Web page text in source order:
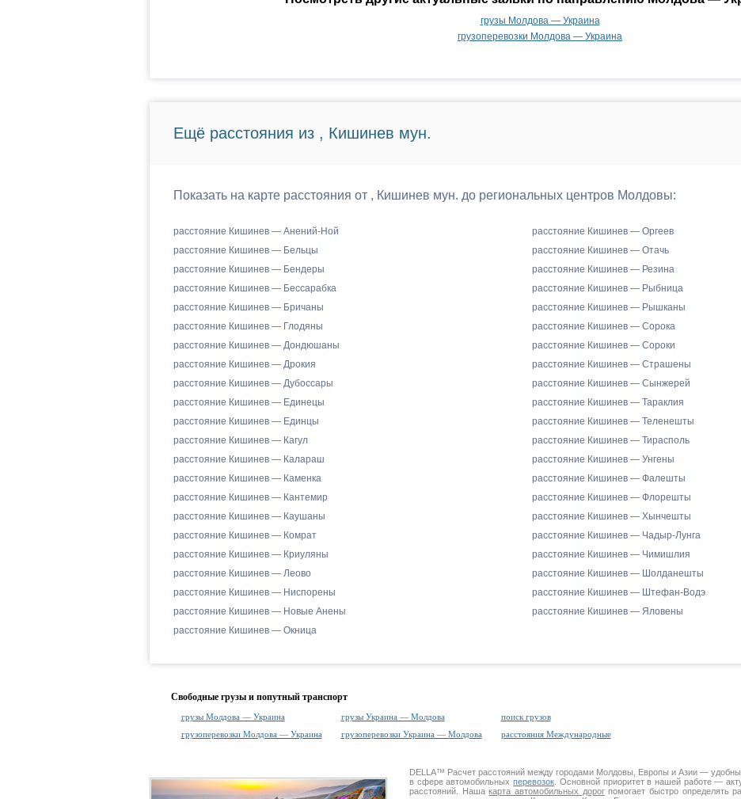
грузы Молдова — Украина
грузоперевозки Молдова — Украина
Ещё расстояния из , Кишинев мун.
Показать на карте расстояния от , Кишинев мун. до региональных центров Молдовы:
расстояние Кишинев — Анений-Ной
расстояние Кишинев — Бельцы
расстояние Кишинев — Бендеры
расстояние Кишинев — Бессарабка
расстояние Кишинев — Бричаны
расстояние Кишинев — Глодяны
расстояние Кишинев — Дондюшаны
расстояние Кишинев — Дрокия
расстояние Кишинев — Дубоссары
расстояние Кишинев — Единецы
расстояние Кишинев — Единцы
расстояние Кишинев — Кагул
расстояние Кишинев — Калараш
расстояние Кишинев — Каменка
расстояние Кишинев — Кантемир
расстояние Кишинев — Каушаны
расстояние Кишинев — Комрат
расстояние Кишинев — Криуляны
расстояние Кишинев — Леово
расстояние Кишинев — Ниспорены
расстояние Кишинев — Новые Анены
расстояние Кишинев — Окница
расстояние Кишинев — Оргеев
расстояние Кишинев — Отачь
расстояние Кишинев — Резина
расстояние Кишинев — Рыбница
расстояние Кишинев — Рышканы
расстояние Кишинев — Сорока
расстояние Кишинев — Сороки
расстояние Кишинев — Страшены
расстояние Кишинев — Сынжерей
расстояние Кишинев — Тараклия
расстояние Кишинев — Теленешты
расстояние Кишинев — Тирасполь
расстояние Кишинев — Унгены
расстояние Кишинев — Фалешты
расстояние Кишинев — Флорешты
расстояние Кишинев — Хынчешты
расстояние Кишинев — Чадыр-Лунга
расстояние Кишинев — Чимишлия
расстояние Кишинев — Шолданешты
расстояние Кишинев — Штефан-Водэ
расстояние Кишинев — Яловены
Свободные грузы и попутный транспорт
грузы Молдова — Украина грузы Украина — Молдова
поиск грузов
грузоперевозки Молдова — Украина
грузоперевозки Украина — Молдова расстояния Международные
DELLA™ Расчет расстояний между городами Молдовы, Европы и Азии —
в сфере автомобильныхперевозок . Основной приоритет в нашей работе —
расстояний. Нашакарта автомобильных дорогпомогает быстро определять